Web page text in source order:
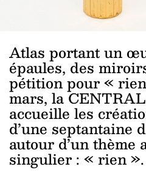
Atlas portant un
épaules, des
pétition pour « rien
mars, la
accueille les
d’une septantaine
autour d’un thème
singulier : « rien ».